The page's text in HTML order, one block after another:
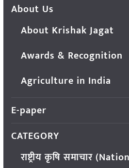
About Us
About Krishak Jagat
Awards & Recognition
Agriculture in India
E-paper
CATEGORY
राष्ट्रीय कृषि समाचार